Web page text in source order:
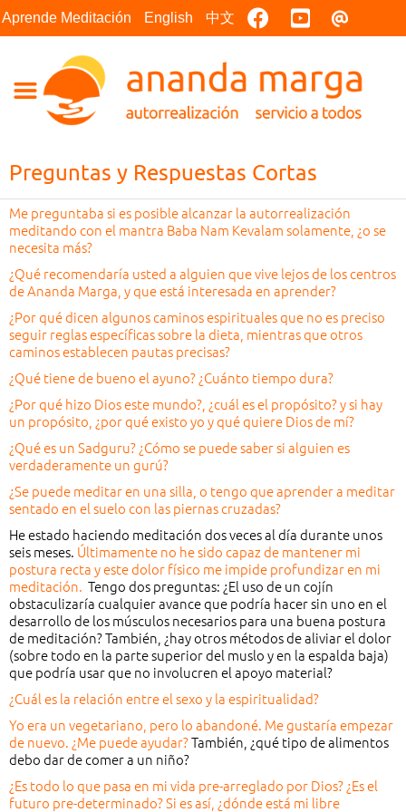
Aprende Meditación English 中文 FacebookYoutube
Preguntas y Respuestas Cortas
Me preguntaba si es posible alcanzar la autorrealización
meditando con el mantra Baba Nam Kevalam solamente, ¿o se
necesita más?
¿Qué recomendaría usted a alguien que vive lejos de los centros
de Ananda Marga, y que está interesada en aprender?
¿Por qué dicen algunos caminos espirituales que no es preciso
seguir reglas específicas sobre la dieta, mientras que otros
caminos establecen pautas precisas?
¿Qué tiene de bueno el ayuno? ¿Cuánto tiempo dura?
¿Por qué hizo Dios este mundo?, ¿cuál es el propósito? y si hay
un propósito, ¿por qué existo yo y qué quiere Dios de mí?
¿Qué es un Sadguru? ¿Cómo se puede saber si alguien es
verdaderamente un gurú?
¿Se puede meditar en una silla, o tengo que aprender a meditar
sentado en el suelo con las piernas cruzadas?
He estado haciendo meditación dos veces al día durante unos
seis meses. Últimamente no he sido capaz de mantener mi
postura recta y este dolor físico me impide profundizar en mi
meditación. Tengo dos preguntas: ¿El uso de un cojín
obstaculizaría cualquier avance que podría hacer sin uno en el
desarrollo de los músculos necesarios para una buena postura
de meditación? También, ¿hay otros métodos de aliviar el dolor
(sobre todo en la parte superior del muslo y en la espalda baja)
que podría usar que no involucren el apoyo material?
¿Cuál es la relación entre el sexo y la espiritualidad?
Yo era un vegetariano, pero lo abandoné. Me gustaría empezar
de nuevo. ¿Me puede ayudar?También, ¿qué tipo de alimentos
debo dar de comer a un niño?
¿Es todo lo que pasa en mi vida pre-arreglado por Dios? ¿Es el
futuro pre-determinado? Si es así, ¿dónde está mi libre